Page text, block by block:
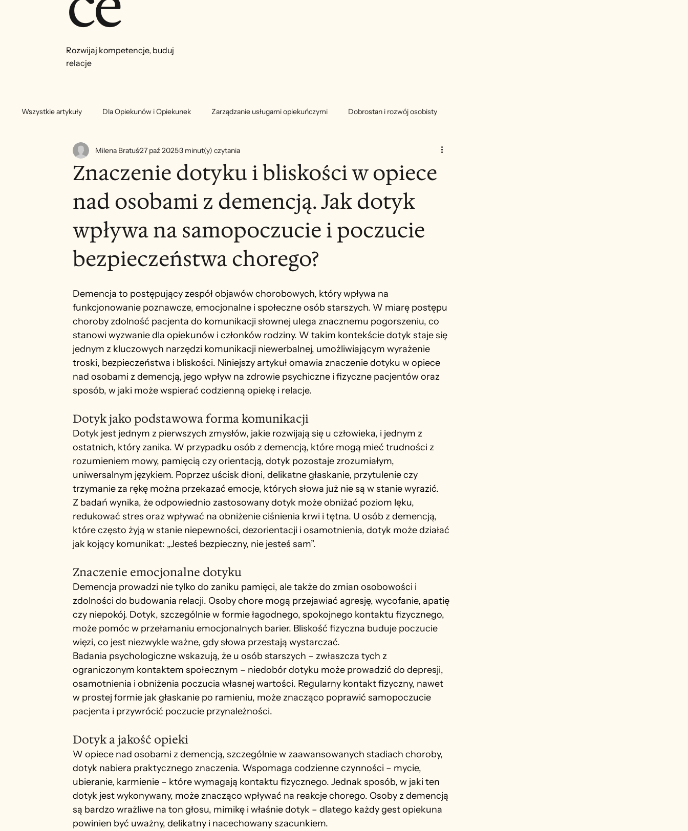
Rozwijaj kompetencje, buduj
relacje
Wszystkie artykuły Dla Opiekunów i Opiekunek Zarządzanie usługami opiekuńczymi Dobrostan i rozwój osobisty
Znaczenie dotyku i bliskości w opiece
nad osobami z demencją. Jak dotyk
wpływa na samopoczucie i poczucie
bezpieczeństwa chorego?
Milena Bratuś27 paź 20253 minut(y) czytania
Demencja to postępujący zespół objawów chorobowych, który wpływa na
funkcjonowanie poznawcze, emocjonalne i społeczne osób starszych. W miarę postępu
choroby zdolność pacjenta do komunikacji słownej ulega znacznemu pogorszeniu, co
stanowi wyzwanie dla opiekunów i członków rodziny. W takim kontekście dotyk staje się
jednym z kluczowych narzędzi komunikacji niewerbalnej, umożliwiającym wyrażenie
troski, bezpieczeństwa i bliskości. Niniejszy artykuł omawia znaczenie dotyku w opiece
nad osobami z demencją, jego wpływ na zdrowie psychiczne i fizyczne pacjentów oraz
sposób, w jaki może wspierać codzienną opiekę i relacje.
Dotyk jako podstawowa forma komunikacji
Dotyk jest jednym z pierwszych zmysłów, jakie rozwijają się u człowieka, i jednym z
ostatnich, który zanika. W przypadku osób z demencją, które mogą mieć trudności z
rozumieniem mowy, pamięcią czy orientacją, dotyk pozostaje zrozumiałym,
uniwersalnym językiem. Poprzez uścisk dłoni, delikatne głaskanie, przytulenie czy
trzymanie za rękę można przekazać emocje, których słowa już nie są w stanie wyrazić.
Z badań wynika, że odpowiednio zastosowany dotyk może obniżać poziom lęku,
redukować stres oraz wpływać na obniżenie ciśnienia krwi i tętna. U osób z demencją,
które często żyją w stanie niepewności, dezorientacji i osamotnienia, dotyk może działać
jak kojący komunikat: „Jesteś bezpieczny, nie jesteś sam”.
Znaczenie emocjonalne dotyku
Demencja prowadzi nie tylko do zaniku pamięci, ale także do zmian osobowości i
zdolności do budowania relacji. Osoby chore mogą przejawiać agresję, wycofanie, apatię
czy niepokój. Dotyk, szczególnie w formie łagodnego, spokojnego kontaktu fizycznego,
może pomóc w przełamaniu emocjonalnych barier. Bliskość fizyczna buduje poczucie
więzi, co jest niezwykle ważne, gdy słowa przestają wystarczać.
Badania psychologiczne wskazują, że u osób starszych – zwłaszcza tych z
ograniczonym kontaktem społecznym – niedobór dotyku może prowadzić do depresji,
osamotnienia i obniżenia poczucia własnej wartości. Regularny kontakt fizyczny, nawet
w prostej formie jak głaskanie po ramieniu, może znacząco poprawić samopoczucie
pacjenta i przywrócić poczucie przynależności.
Dotyk a jakość opieki
W opiece nad osobami z demencją, szczególnie w zaawansowanych stadiach choroby,
dotyk nabiera praktycznego znaczenia. Wspomaga codzienne czynności – mycie,
ubieranie, karmienie – które wymagają kontaktu fizycznego. Jednak sposób, w jaki ten
dotyk jest wykonywany, może znacząco wpływać na reakcje chorego. Osoby z demencją
są bardzo wrażliwe na ton głosu, mimikę i właśnie dotyk – dlatego każdy gest opiekuna
powinien być uważny, delikatny i nacechowany szacunkiem.